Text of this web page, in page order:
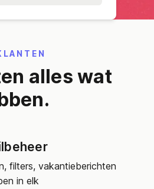
alles wat
filters, vakantieberichten
in elk